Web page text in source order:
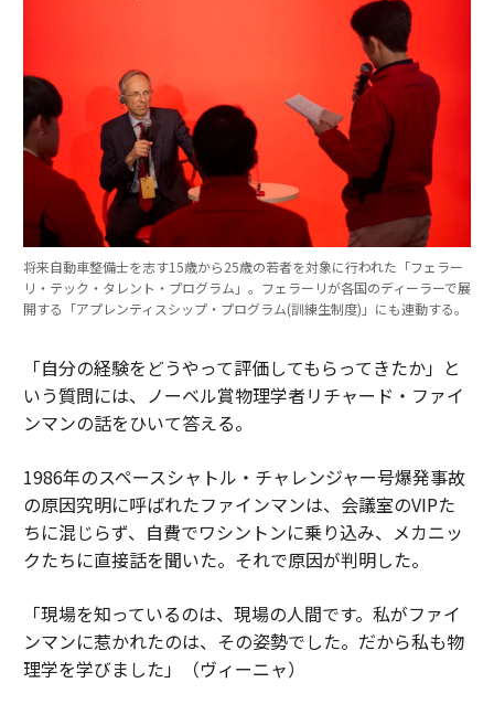
将来自動車整備士を志す15歳から25歳の若者を対象に行われた「フェラー
リ・テック・タレント・プログラム」。フェラーリが各国のディーラーで展
開する「アプレンティスシップ・プログラム(訓練生制度)」にも連動する。
「自分の経験をどうやって評価してもらってきたか」と
いう質問には、ノーベル賞物理学者リチャード・ファイ
ンマンの話をひいて答える。
1986年のスペースシャトル・チャレンジャー号爆発事故
の原因究明に呼ばれたファインマンは、会議室のVIPた
ちに混じらず、自費でワシントンに乗り込み、メカニッ
クたちに直接話を聞いた。それで原因が判明した。
「現場を知っているのは、現場の人間です。私がファイ
ンマンに惹かれたのは、その姿勢でした。だから私も物
理学を学びました」（ヴィーニャ）